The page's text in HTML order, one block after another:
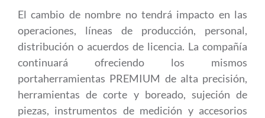
El cambio de nombre no tendrá impacto en las
operaciones, líneas de producción, personal,
distribución o acuerdos de licencia. La compañía
continuará ofreciendo los mismos
portaherramientas PREMIUM de alta precisión,
herramientas de corte y boreado, sujeción de
piezas, instrumentos de medición y accesorios